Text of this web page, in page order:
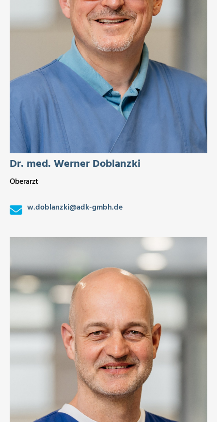
Dr. med. Werner Doblanzki
Oberarzt
w.doblanzki@adk-gmbh.de